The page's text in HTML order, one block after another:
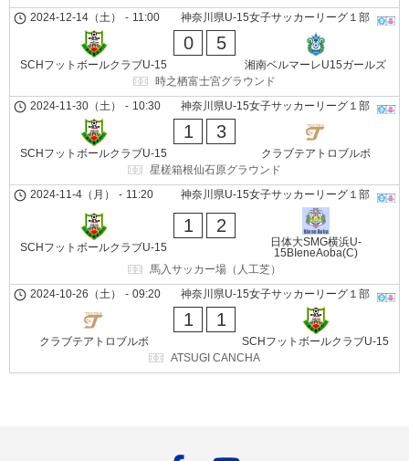
神奈川県U-15女子サッカーリーグ１部
2024-12-14（土） - 11:00
SCHフットボールクラブU-15
0 5
湘南ベルマーレU15ガールズ
時之栖富士宮グラウンド
神奈川県U-15女子サッカーリーグ１部
2024-11-30（土） - 10:30
SCHフットボールクラブU-15
1 3
クラブテアトロブルボ
星槎箱根仙石原グラウンド
神奈川県U-15女子サッカーリーグ１部
2024-11-4（月） - 11:20
SCHフットボールクラブU-15
1 2
日体大SMG横浜U-
15BIeneAoba(C)
馬入サッカー場（人工芝）
神奈川県U-15女子サッカーリーグ１部
2024-10-26（土） - 09:20
クラブテアトロブルボ
1 1
SCHフットボールクラブU-15
ATSUGI CANCHA